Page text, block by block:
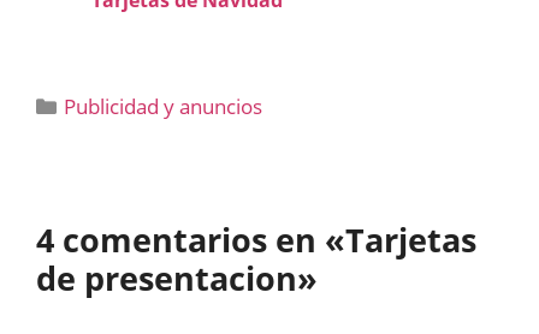
Categorías
Publicidad y anuncios
4 comentarios en «Tarjetas
de presentacion»